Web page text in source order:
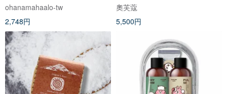
400ml /補充パック 350ml
ohanamahaalo-tw
2,748円
り】
奧芙蔻
5,500円